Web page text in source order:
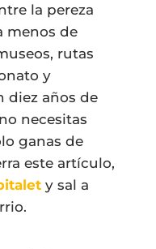
la pereza
menos de
rutas
y
diez años de
necesitas
ganas de
este artículo,
y sal a